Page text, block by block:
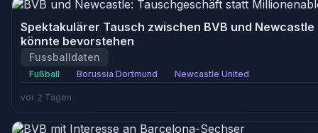
Spektakulärer Tausch zwischen BVB und Newcastle
könnte bevorstehen
Fussballdaten
Fußball Borussia Dortmund Newcastle United
vor 2 Tagen